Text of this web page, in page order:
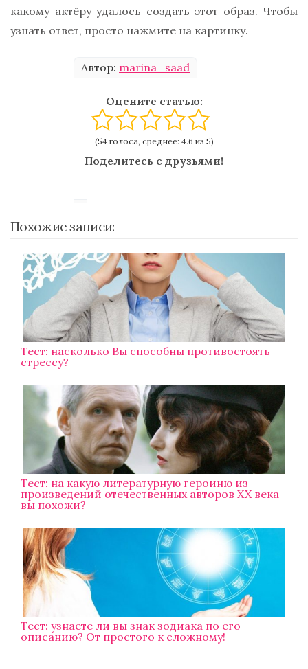
какому актёру удалось создать этот образ. Чтобы
узнать ответ, просто нажмите на картинку.
Автор: marina_saad
Оцените статью:
(54 голоса, среднее: 4.6 из 5)
Поделитесь с друзьями!
Похожие записи:
Тест: насколько Вы способны противостоять
стрессу?
Тест: на какую литературную героиню из
произведений отечественных авторов XX века
вы похожи?
Тест: узнаете ли вы знак зодиака по его
описанию? От простого к сложному!